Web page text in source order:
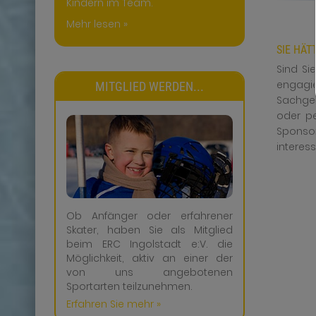
Kindern im Team.
Mehr lesen »
MITGLIED WERDEN...
Ob Anfänger oder erfahrener
Skater, haben Sie als Mitglied
beim ERC Ingolstadt e:V. die
Möglichkeit, aktiv an einer der
von uns angebotenen
Sportarten teilzunehmen.
Erfahren Sie mehr »
SIE
Sind
oder